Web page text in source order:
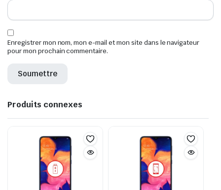
Enregistrer mon nom, mon e-mail et mon site dans le navigateur
pour mon prochain commentaire.
Produits connexes